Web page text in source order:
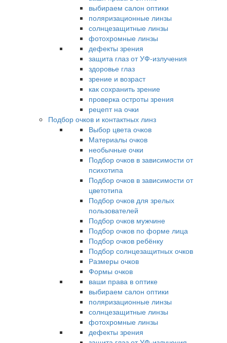
выбираем салон оптики
поляризационные линзы
солнцезащитные линзы
фотохромные линзы
дефекты зрения
защита глаз от УФ-излучения
здоровье глаз
зрение и возраст
как сохранить зрение
проверка остроты зрения
рецепт на очки
Подбор очков и контактных линз
Выбор цвета очков
Материалы очков
необычные очки
Подбор очков в зависимости от
психотипа
Подбор очков в зависимости от
цветотипа
Подбор очков для зрелых
пользователей
Подбор очков мужчине
Подбор очков по форме лица
Подбор очков ребёнку
Подбор солнцезащитных очков
Размеры очков
Формы очков
ваши права в оптике
выбираем салон оптики
поляризационные линзы
солнцезащитные линзы
фотохромные линзы
дефекты зрения